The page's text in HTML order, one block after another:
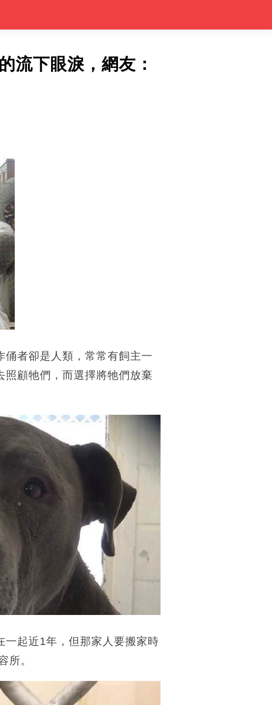
流下眼淚，網友：
者卻是人類，常常有飼主一
顧牠們，而選擇將牠們放棄
起近1年，但那家人要搬家時
所。